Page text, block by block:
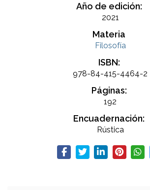
Año de edición:
2021
Materia
Filosofía
ISBN:
978-84-415-4464-2
Páginas:
192
Encuadernación:
Rústica